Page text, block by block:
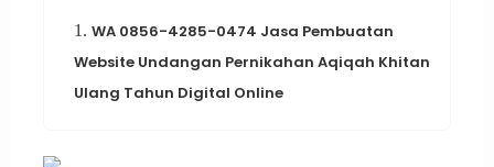
1. WA 0856-4285-0474 Jasa Pembuatan
Website Undangan Pernikahan Aqiqah Khitan
Ulang Tahun Digital Online